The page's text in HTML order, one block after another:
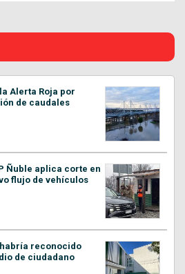
Alerta Roja por
de caudales
Ñuble aplica corte en
flujo de vehículos
reconocido
de ciudadano